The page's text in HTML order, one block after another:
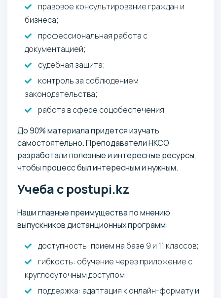
правовое консультирование граждан и
бизнеса;
профессиональная работа с
документацией;
судебная защита;
контроль за соблюдением
законодательства;
работа в сфере соцобеспечения.
До 90% материала придется изучать
самостоятельно. Преподаватели НКСО
разработали полезные и интересные ресурсы,
чтобы процесс был интересным и нужным.
Учеба с postupi.kz
Наши главные преимущества по мнению
выпускников дистанционных программ:
доступность: прием на базе 9 и 11 классов;
гибкость: обучение через приложение с
круглосуточным доступом;
поддержка: адаптация к онлайн-формату и